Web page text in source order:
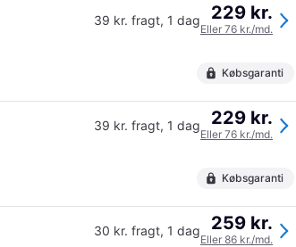
39 kr. fragt, 1 dag 229 kr.
Eller 76 kr./md.
Købsgaranti
39 kr. fragt, 1 dag 229 kr.
Eller 76 kr./md.
Købsgaranti
30 kr. fragt, 1 dag 259 kr.
Eller 86 kr./md.